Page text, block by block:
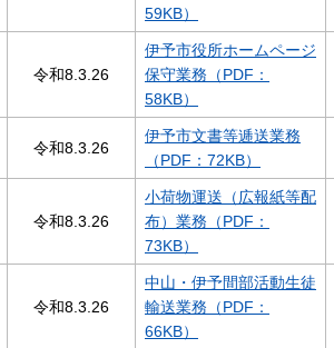
59KB）
令和8.3.26
伊予市役所ホームページ
保守業務（PDF：
58KB）
令和8.3.26
伊予市文書等逓送業務
（PDF：72KB）
令和8.3.26
小荷物運送（広報紙等配
布）業務（PDF：
73KB）
令和8.3.26
中山・伊予間部活動生徒
輸送業務（PDF：
66KB）